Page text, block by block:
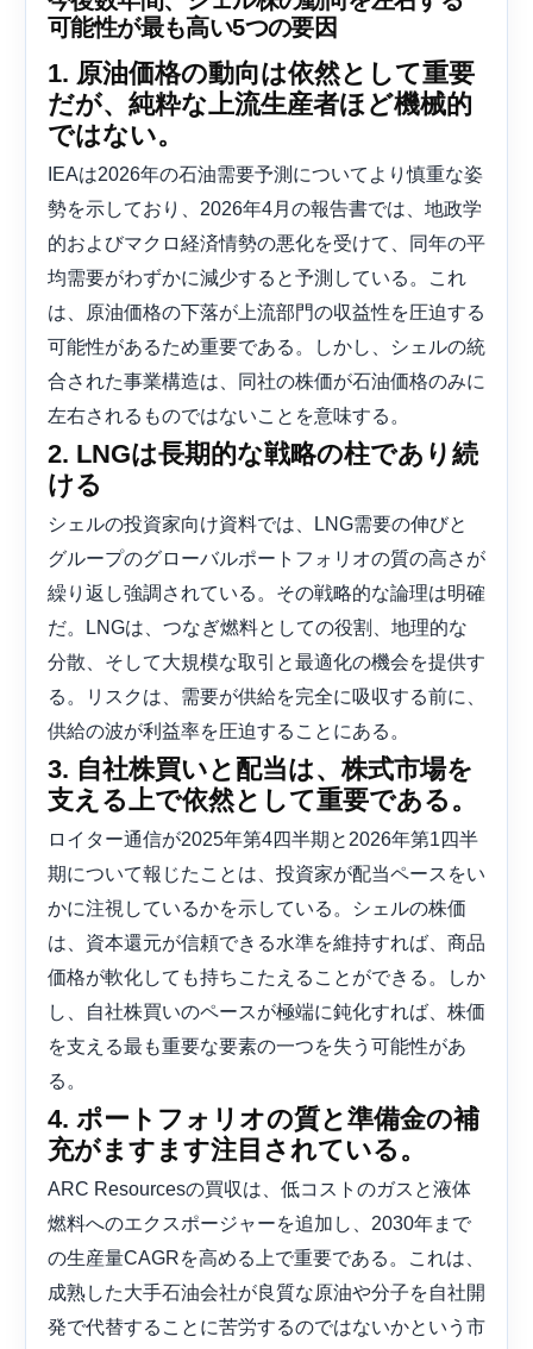
可能性が最も高い5つの要因
1. 原油価格の動向は依然として重要
だが、純粋な上流生産者ほど機械的
ではない。
IEAは2026年の石油需要予測についてより慎重な姿
勢を示しており、2026年4月の報告書では、地政学
的およびマクロ経済情勢の悪化を受けて、同年の平
均需要がわずかに減少すると予測している。これ
は、原油価格の下落が上流部門の収益性を圧迫する
可能性があるため重要である。しかし、シェルの統
合された事業構造は、同社の株価が石油価格のみに
左右されるものではないことを意味する。
2. LNGは長期的な戦略の柱であり続
ける
シェルの投資家向け資料では、LNG需要の伸びと
グループのグローバルポートフォリオの質の高さが
繰り返し強調されている。その戦略的な論理は明確
だ。LNGは、つなぎ燃料としての役割、地理的な
分散、そして大規模な取引と最適化の機会を提供す
る。リスクは、需要が供給を完全に吸収する前に、
供給の波が利益率を圧迫することにある。
3. 自社株買いと配当は、株式市場を
支える上で依然として重要である。
ロイター通信が2025年第4四半期と2026年第1四半
期について報じたことは、投資家が配当ペースをい
かに注視しているかを示している。シェルの株価
は、資本還元が信頼できる水準を維持すれば、商品
価格が軟化しても持ちこたえることができる。しか
し、自社株買いのペースが極端に鈍化すれば、株価
を支える最も重要な要素の一つを失う可能性があ
る。
4. ポートフォリオの質と準備金の補
充がますます注目されている。
ARC Resourcesの買収は、低コストのガスと液体
燃料へのエクスポージャーを追加し、2030年まで
の生産量CAGRを高める上で重要である。これは、
成熟した大手石油会社が良質な原油や分子を自社開
発で代替することに苦労するのではないかという市